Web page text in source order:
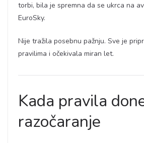
torbi, bila je spremna da se ukrca na
EuroSky.
Nije tražila posebnu pažnju. Sve je
pravilima i očekivala miran let.
Kada pravila
razočaranje